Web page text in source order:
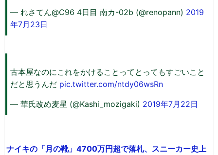
— れさてん@C96 4日目 南カ-02b (@renopann) 2019
年7月23日
古本屋なのにこれをかけることってとってもすごいこと
だと思うんだ pic.twitter.com/ntdy06wsRn
— 華氏改め麦星 (@Kashi_mozigaki) 2019年7月22日
ナイキの「月の靴」4700万円超で落札、スニーカー史上